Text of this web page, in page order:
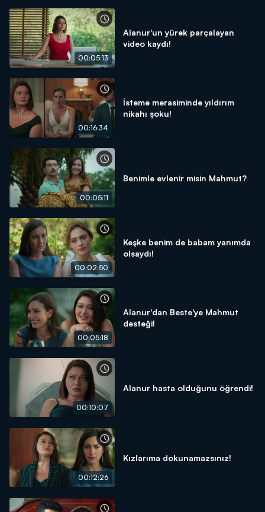
00:05:13
Alanur'un yürek parçalayan
video kaydı!
00:16:34
İsteme merasiminde yıldırım
nikahı şoku!
00:05:11
Benimle evlenir misin Mahmut?
00:02:50
Keşke benim de babam yanımda
olsaydı!
00:05:18
Alanur'dan Beste'ye Mahmut
desteği!
00:10:07
Alanur hasta olduğunu öğrendi!
00:12:26
Kızlarıma dokunamazsınız!